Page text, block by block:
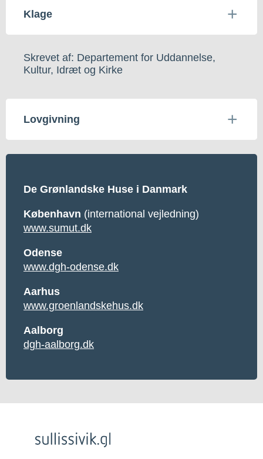
Klage
Skrevet af: Departement for Uddannelse,
Kultur, Idræt og Kirke
Lovgivning
De Grønlandske Huse i Danmark
København (international vejledning)
www.sumut.dk
Odense
www.dgh-odense.dk
Aarhus
www.groenlandskehus.dk
Aalborg
dgh-aalborg.dk